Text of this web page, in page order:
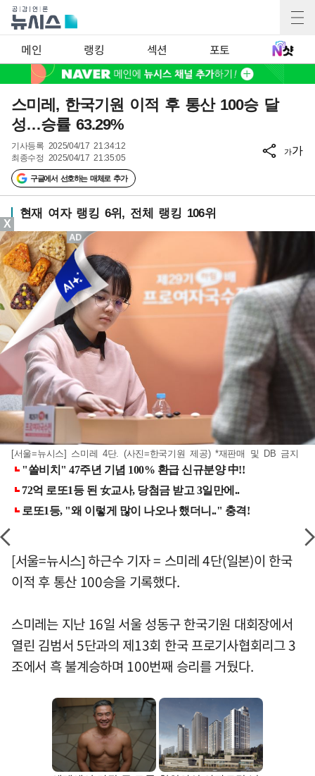
메인 랭킹 섹션 포토
스미레, 한국기원 이적 후 통산 100승 달
성…승률 63.29%
기사등록 2025/04/17 21:34:12
최종수정 2025/04/17 21:35:05
구글에서 선호하는 매체로 추가
가가
현재 여자 랭킹 6위, 전체 랭킹 106위
[서울=뉴시스] 스미레 4단. (사진=한국기원 제공) *재판매 및 DB 금지
[서울=뉴시스] 하근수 기자 = 스미레 4단(일본)이 한국
이적 후 통산 100승을 기록했다.
스미레는 지난 16일 서울 성동구 한국기원 대회장에서
열린 김범서 5단과의 제13회 한국 프로기사협회리그 3
조에서 흑 불계승하며 100번째 승리를 거뒀다.
X